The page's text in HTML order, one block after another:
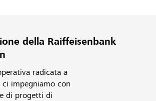
della Raiffeisenbank
radicata a
ci impegniamo con
di progetti di